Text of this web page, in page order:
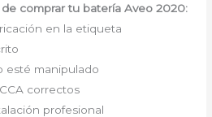
comprar tu batería Aveo 2020:
en la etiqueta
esté manipulado
correctos
profesional